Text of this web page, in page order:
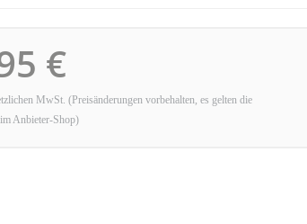
€
MwSt. (Preisänderungen vorbehalten, es gelten die
Anbieter-Shop)